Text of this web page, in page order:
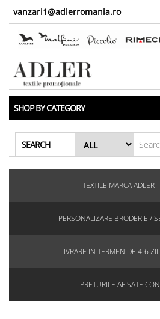
vanzari1@adlerromania.ro
SHOP BY CATEGORY
SEARCH
TEXTILE MARCA ADLER
PERSONALIZARE BRODERIE /
LIVRARE IN TERMEN DE 4-6
PRETURILE AFISATE